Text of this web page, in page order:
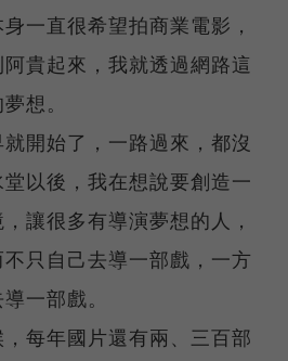
一直很希望拍商業電影，
貴起來，我就透過網路這
想。
開始了，一路過來，都沒
以後，我在想說要創造一
讓很多有導演夢想的人，
只自己去導一部戲，一方
一部戲。
每年國片還有兩、三百部